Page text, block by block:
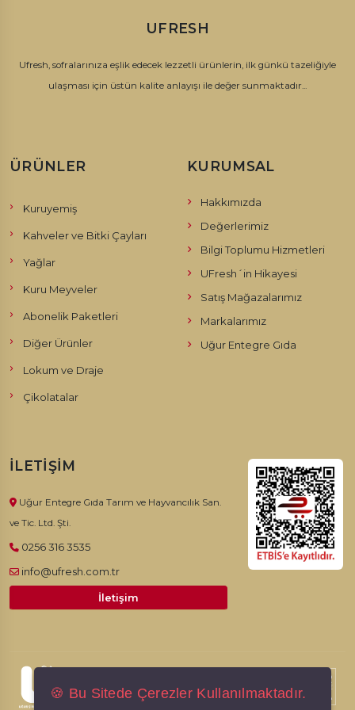
UFRESH
Ufresh, sofralarınıza eşlik edecek lezzetli ürünlerin, ilk günkü tazeliğiyle
ulaşması için üstün kalite anlayışı ile değer sunmaktadır...
ÜRÜNLER
Kuruyemiş
Kahveler ve Bitki Çayları
Yağlar
Kuru Meyveler
Abonelik Paketleri
Diğer Ürünler
Lokum ve Draje
Çikolatalar
KURUMSAL
Hakkımızda
Değerlerimiz
Bilgi Toplumu Hizmetleri
UFresh´in Hikayesi
Satış Mağazalarımız
Markalarımız
Uğur Entegre Gıda
İLETIŞIM
Uğur Entegre Gıda Tarım ve Hayvancılık San.
ve Tic. Ltd. Şti.
0256 316 3535
info@ufresh.com.tr
İletişim
© 2026, Ufresh. Tüm hakları saklıdır.
🍪 Bu Sitede Çerezler Kullanılmaktadır.